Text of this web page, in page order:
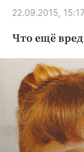
Культура
22.09.2015, 15:17
Что ещё